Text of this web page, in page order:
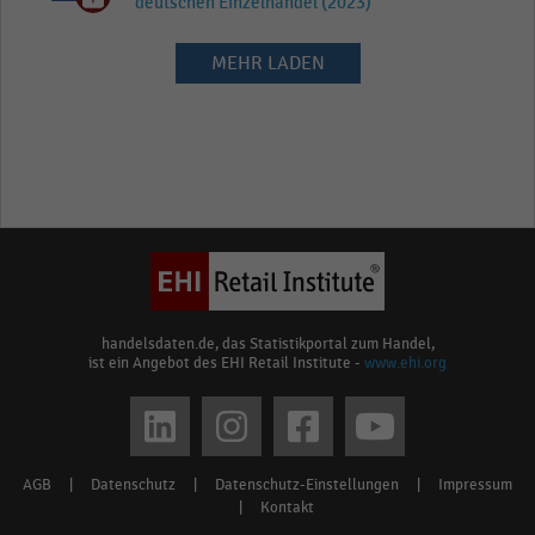
MEHR LADEN
handelsdaten.de, das Statistikportal zum Handel,
ist ein Angebot des EHI Retail Institute - www.ehi.org
Footer
AGB Datenschutz Datenschutz-Einstellungen
Impressum
Kontakt